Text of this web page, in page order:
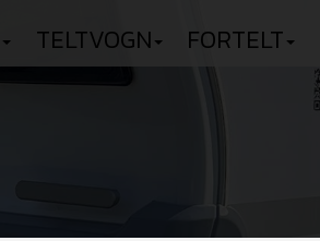
TELTVOGN FORTELT